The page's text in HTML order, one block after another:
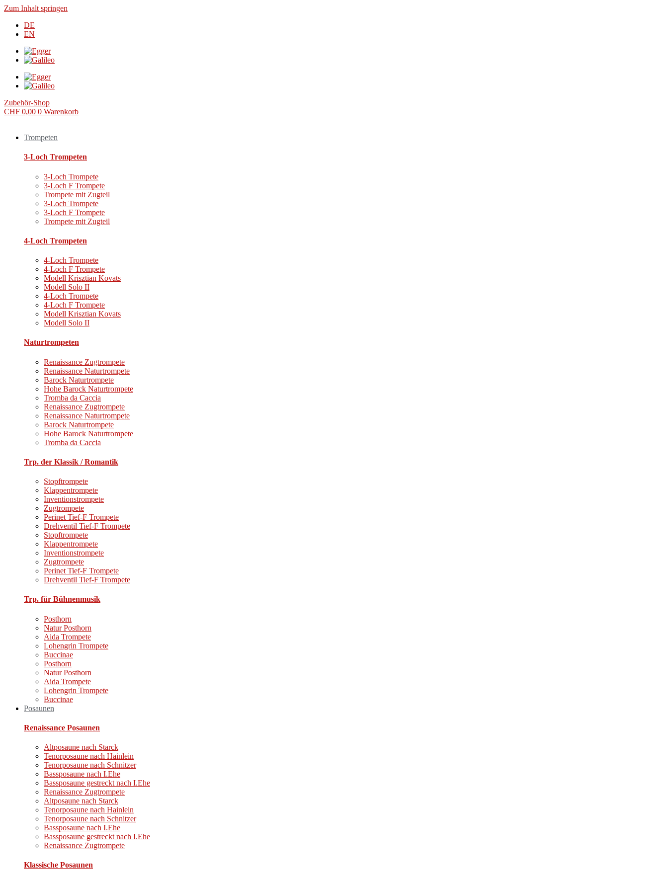
Zum Inhalt springen
DE
EN
Zubehör-Shop
CHF 0,00 0 Warenkorb
Trompeten
3-Loch Trompeten
3-Loch Trompete
3-Loch F Trompete
Trompete mit Zugteil
3-Loch Trompete
3-Loch F Trompete
Trompete mit Zugteil
4-Loch Trompeten
4-Loch Trompete
4-Loch F Trompete
Modell Krisztian Kovats
Modell Solo II
4-Loch Trompete
4-Loch F Trompete
Modell Krisztian Kovats
Modell Solo II
Naturtrompeten
Renaissance Zugtrompete
Renaissance Naturtrompete
Barock Naturtrompete
Hohe Barock Naturtrompete
Tromba da Caccia
Renaissance Zugtrompete
Renaissance Naturtrompete
Barock Naturtrompete
Hohe Barock Naturtrompete
Tromba da Caccia
Trp. der Klassik / Romantik
Stopftrompete
Klappentrompete
Inventionstrompete
Zugtrompete
Perinet Tief-F Trompete
Drehventil Tief-F Trompete
Stopftrompete
Klappentrompete
Inventionstrompete
Zugtrompete
Perinet Tief-F Trompete
Drehventil Tief-F Trompete
Trp. für Bühnenmusik
Posthorn
Natur Posthorn
Aida Trompete
Lohengrin Trompete
Buccinae
Posthorn
Natur Posthorn
Aida Trompete
Lohengrin Trompete
Buccinae
Posaunen
Renaissance Posaunen
Altposaune nach Starck
Tenorposaune nach Hainlein
Tenorposaune nach Schnitzer
Bassposaune nach I.Ehe
Bassposaune gestreckt nach I.Ehe
Renaissance Zugtrompete
Altposaune nach Starck
Tenorposaune nach Hainlein
Tenorposaune nach Schnitzer
Bassposaune nach I.Ehe
Bassposaune gestreckt nach I.Ehe
Renaissance Zugtrompete
Klassische Posaunen